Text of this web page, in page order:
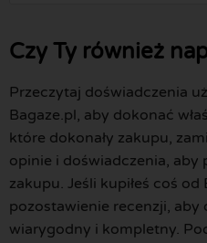
Czy Ty również
Przeczytaj doświadczenia
Bagaze.pl, aby dokonać
które dokonały zakupu,
opinie i doświadczenia,
zakupu. Jeśli kupiłeś coś
pozostawienie recenzji, aby
wiarygodny i kompletny.